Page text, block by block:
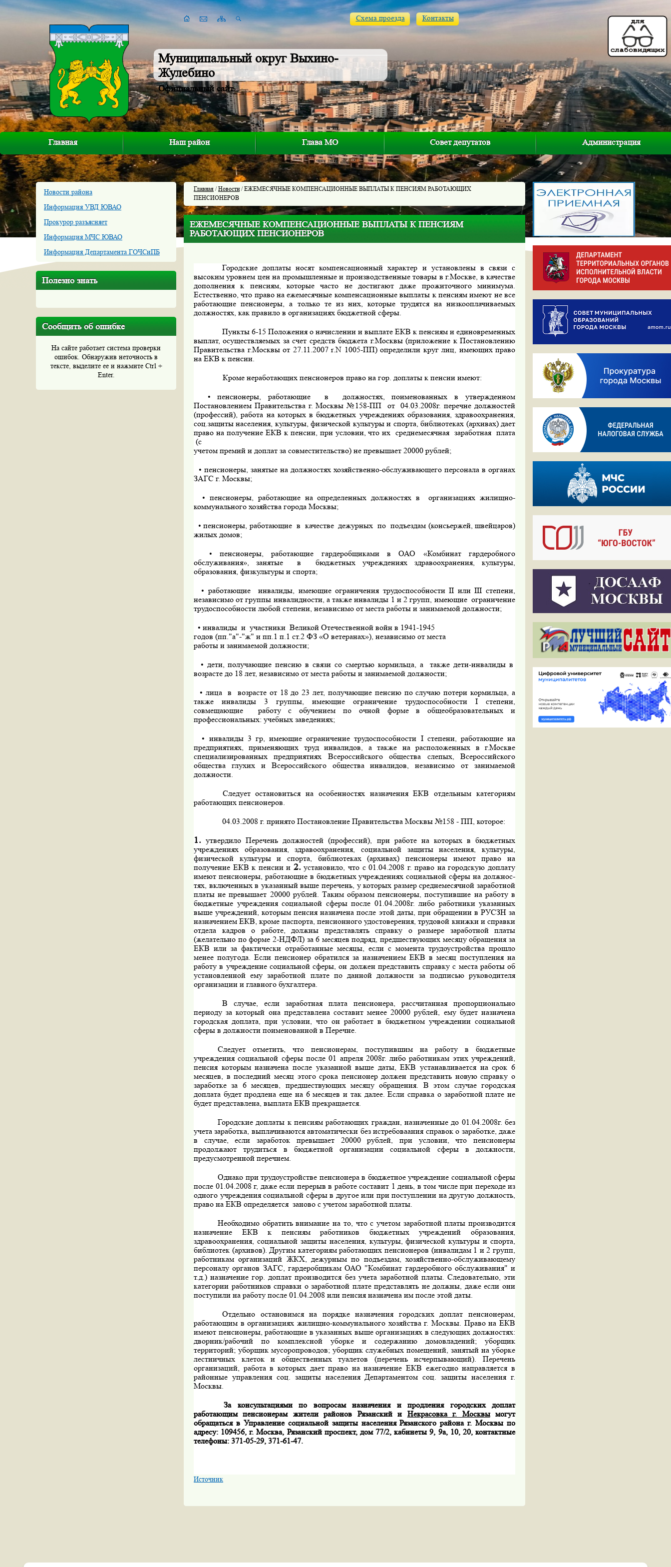
Муниципальный округ Выхино-
Жулебино
Официальный сайт
Схема проезда Контакты
Главная Наш район Глава МО Совет депутатов Администрация
Новости района
Информация УВД ЮВАО
Прокурор разъясняет
Информация МЧС ЮВАО
Информация Департамента ГОЧСиПБ
Полезно знать
Сообщить об ошибке
На сайте работает система проверки
ошибок. Обнаружив неточность в
тексте, выделите ее и нажмите Ctrl +
Enter.
Главная /Новости/ ЕЖЕМЕСЯЧНЫЕ КОМПЕНСАЦИОННЫЕ ВЫПЛАТЫ К ПЕНСИЯМ РАБОТАЮЩИХ
ПЕНСИОНЕРОВ
ЕЖЕМЕСЯЧНЫЕ КОМПЕНСАЦИОННЫЕ ВЫПЛАТЫ К ПЕНСИЯМ
РАБОТАЮЩИХ ПЕНСИОНЕРОВ
Городские доплаты носят компенсационный характер и установлены в связи с
высоким уровнем цен на промышленные и производственные товары в г.Москве, в качестве
дополнения к пенсиям, которые часто не достигают даже прожиточного минимума.
Естественно, что право на ежемесячные ком­пенсационные выплаты к пенсиям имеют не все
работающие пенсионеры, а только те из них, которые трудятся на низкооплачиваемых
должностях, как правило в организациях бюджетной сферы.
Пункты 6-15 Положения о начислении и выплате ЕКВ к пенсиям и единовременных
выплат, осуществляемых за счет средств бюджета г.Москвы (приложение к Постановлению
Правительства г.Москвы от 27.11.2007 r.N 1005-ПП) определили круг лиц, имеющих право
на ЕКВ к пенсии.
Кроме неработающих пенсионеров право на гор. доплаты к пенсии имеют:
• пенсионеры, работающие
в
должностях, поименованных в утверж­денном
Постановлением Правительства г. Москвы №158-ПП
от
04.03.2008г. перечне должностей
(профессий), работа на которых в бюджетных учреж­дениях образования, здравоохранения,
соц.защиты населения, культуры, физи­ческой культуры и спорта, библиотеках (архивах) дает
право на получение ЕКВ к пенсии, при условии, что их среднемесячная заработная плата
(с
учетом премий и доплат за совместительство) не превышает 20000 рублей;
• пенсионеры, занятые на должностях хозяйственно-обслуживающего персонала в органах
ЗАГС г. Москвы;
• пенсионеры, работающие на определенных должностях в
организа­циях жилищно-
коммунального хозяйства города Москвы;
• пенсионеры, работающие в качестве дежурных по подъездам (консьержей, швейцаров)
жилых домов;
• пенсионеры, работающие гардеробщиками в ОАО «Комбинат гарде­робного
обслуживания», занятые
в
бюджетных учреждениях здравоохране­ния, культуры,
образования, физкультуры и спорта;
• работающие
инвалиды, имеющие ограничения трудоспособностиII илиIII степени,
независимо от группы инвалидности, а также инвалиды 1 и 2 групп, имеющие ограничение
трудоспособности любой степени, независимо от места работы и занимаемой должности;
• инвалиды и участники Великой Отечественной войн в 1941-1945
годов (пп."а"-"ж" и пп.1 п.1 ст.2 ФЗ «О ветеранах»), независимо от места
работы и занимаемой должности;
• дети, получающие пенсию в связи со смертью кормильца, а
также дети-инвалиды в
возрасте до 18 лет, независимо от места работы и занимаемой должности;
• лица
в
возрасте от 18 до 23 лет, получающие пенсию по случаю потери кормильца, а
также инвалиды 3 группы, имеющие ограничение трудоспособности I степени,
совмещающие
работу с обучением по очной форме в общеобразовательных и
профессиональных: учебных заведениях;
• инвалиды 3 гр, имеющие ограничение трудоспособности Iстепени, работающие на
предприятиях, применяющих труд инвалидов, а также на рас­положенных в г.Москве
специализированных предприятиях Всероссийского общества слепых, Всероссийского
общества глухих и Всероссийского об­щества инвалидов, независимо от занимаемой
должности.
Следует остановиться на особенностях назначения ЕКВ отдельным категориям
работающих пенсионеров.
04.03.2008 г. принято Постановление Правительства Москвы №158 - ПП, которое:
1. утвердило Перечень должностей (профессий), при работе на которых в бюджетных
учреждениях образования, здравоохранения, социальной защиты населения, культуры,
физической культуры и спорта, библиотеках (архивах) пенсионеры имеют право на
получение ЕКВ к пенсии и 2.уста­новило, что с 01.04.2008 г. право на городскую доплату
имеют пенсионеры, работающие в бюджетных учреждениях социальной сферы на должнос­
тях, включенных в указанный выше перечень, у которых размер среднемесяч­ной заработной
платы не превышает 20000 рублей. Таким образом пенсионе­ры, поступившие на работу в
бюджетные учреждения социальной сферы после 01.04.2008г. либо работники указанных
выше учреждений, которым пенсия назначена после этой даты, при обращении в РУСЗН за
назначением ЕКВ, кроме паспорта, пенсионного удостоверения, трудовой книжки и справки
отдела кадров о работе, должны представлять справку о размере заработ­ной платы
(желательно по форме 2-НДФЛ) за 6 месяцев подряд, предшеству­ющих месяцу обращения за
ЕКВ или за фактически отработанные месяцы, ес­ли с момента трудоустройства прошло
менее полугода. Если пенсионер об­ратился за назначением ЕКВ в месяц поступления на
работу в учреждение социальной сферы, он должен представить справку с места работы об
уста­новленной ему заработной плате по данной должности за подписью руково­дителя
организации и главного бухгалтера.
В случае, если заработная плата пенсионера, рассчитанная пропорци­онально
периоду за который она представлена составит менее 20000 руб­лей, ему будет назначена
городская доплата, при условии, что он работает в бюджетном учреждении социальной
сферы в должности поименованной в Перечне.
Следует отметить, что пенсионерам, поступившим на работу в бюджет­ные
учреждения социальной сферы после 01 апреля 2008г. либо работникам этих учреждений,
пенсия которым назначена после указанной выше даты, ЕКВ устанавливается на срок 6
месяцев, в последний месяц этого срока пенси­онер должен представить новую справку о
заработке за 6 месяцев, предшествующих месяцу обращения. В этом случае городская
доплата будет прод­лена еще на 6 месяцев и так далее. Если справка о заработной плате не
будет представлена, выплата ЕКВ прекращается.
Городские доплаты к пенсиям работающих граждан, назначенные до 01.04.2008г. без
учета заработка, выплачиваются автоматически без истребоваания справок о заработке, даже
в случае, если заработок превышает 20000 рублей, при условии, что пенсионеры
продолжают трудиться в бюджет­ной организации социальной сферы в должности,
предусмотренной перечнем.
Однако при трудоустройстве пенсионера в бюджетное учреждение со­циальной сферы
после 01.04.2008 г, даже если перерыв в работе составит 1 день, в том числе при переходе из
одного учреждения социальной сферы в другое или при поступлении на другую должность,
право на ЕКВ опреде­ляется заново с учетом заработной платы.
Необходимо обратить внимание на то, что с учетом заработной платы производится
назначение ЕКВ к пенсиям работников бюджетных учреждений образования,
здравоохранения, социальной защиты населения, культуры, физи­ческой культуры и спорта,
библиотек (архивов). Другим категориям работа­ющих пенсионеров (инвалидам 1 и 2 групп,
работникам организаций ЖКХ, де­журным по подъездам, хозяйственно-обслуживающему
персоналу органов ЗАГС, гардеробщикам ОАО "Комбинат гардеробного обслуживания" и
т.д.) назна­чение гор. доплат производится без учета заработной платы. Следовательно, эти
категории работников справки о заработной плате представлять не должны, даже если они
поступили на работу после 01.04.2008 или пенсия назначена им после этой даты.
Отдельно остановимся на порядке назначения городских доплат пен­сионерам,
работающим в организациях жилищно-коммунального хозяйства г. Москвы. Право на ЕКВ
имеют пенсионеры, работающие в указанных выше ор­ганизациях в следующих должностях:
дворник/рабочий по комплексной убор­ке и содержанию домовладений; уборщик
территорий; уборщик мусоропрово­дов; уборщик служебных помещений, занятый на уборке
лестничных клеток и общественных туалетов (перечень исчерпывающий). Перечень
организа­ций, работа в которых дает право на назначение ЕКВ ежегодно направляет­ся в
районные управления соц. защиты населения Департаментом соц. защиты населения г.
Москвы.
За консультациями по вопросам назначения и продления городских доплат
работающим пенсионерам жители районов Рязанский и Некрасовка г. Москвымогут
обращаться в Управление социальной защиты населения Ря­занского района г. Москвы по
адресу: 109456, г. Москва, Рязанский прос­пект, дом 77/2, кабинеты 9, 9а, 10, 20, контактные
телефоны: 371-05-29, 371-61-47.
Источник